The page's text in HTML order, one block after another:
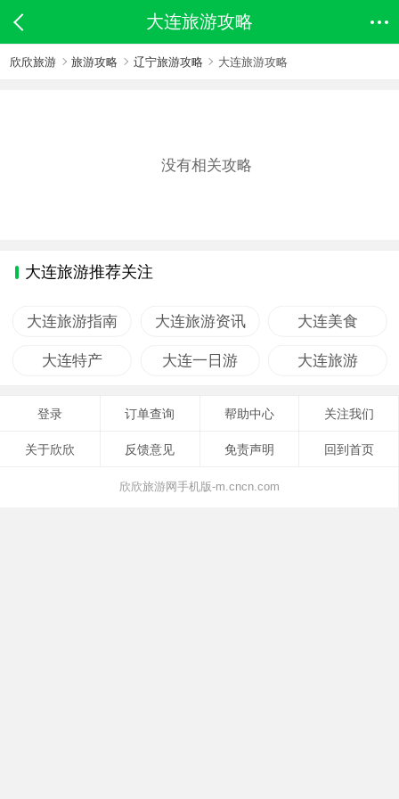
大连旅游攻略
欣欣旅游 旅游攻略 辽宁旅游攻略 大连旅游攻略
没有相关攻略
大连旅游推荐关注
大连旅游指南 大连旅游资讯 大连美食
大连特产 大连一日游 大连旅游
登录 订单查询 帮助中心 关注我们
关于欣欣 反馈意见 免责声明 回到首页
欣欣旅游网手机版-m.cncn.com